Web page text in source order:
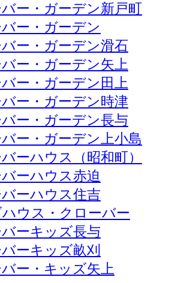
ー・ガーデン新戸町
ー・ガーデン
ー・ガーデン滑石
ー・ガーデン矢上
ー・ガーデン田上
ー・ガーデン時津
ー・ガーデン長与
ー・ガーデン上小島
ーハウス（昭和町）
ーハウス赤迫
ーハウス住吉
ウス・クローバー
ーキッズ長与
ーキッズ畝刈
ー・キッズ矢上